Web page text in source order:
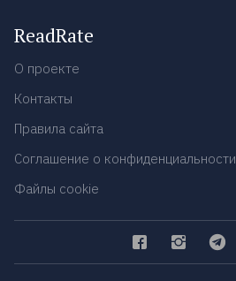
ReadRate
О проекте
Контакты
Правила сайта
Соглашение о конфиденциальности
Файлы cookie